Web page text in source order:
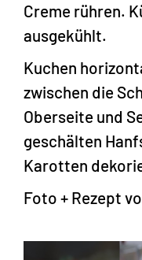
Creme rühren.
ausgekühlt.
Kuchen
zwischen die
Oberseite und
geschälten
Karotten
Foto + Rezept